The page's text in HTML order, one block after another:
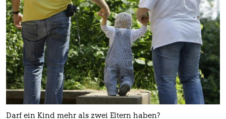
Darf ein Kind mehr als zwei Eltern haben?